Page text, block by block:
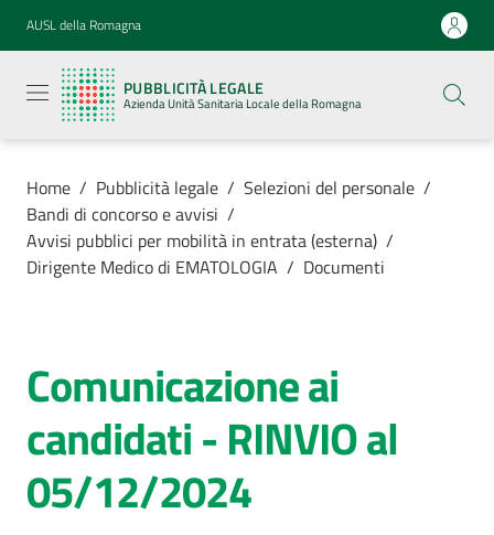
Vai al contenuto
Vai alla navigazione
Vai al footer
AUSL della Romagna
PUBBLICITÀ LEGALE
Azienda Unità Sanitaria Locale della Romagna
legale
Azienda
Unità
Locale della
Servizi
cura
Home / Pubblicità legale / Selezioni del personale /
Bandi di concorso e avvisi /
Avvisi pubblici per mobilità in entrata (esterna) /
Dirigente Medico di EMATOLOGIA / Documenti
Comunicazione ai
candidati - RINVIO al
05/12/2024